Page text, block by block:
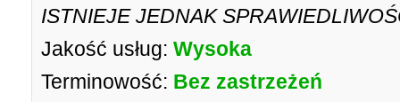
ISTNIEJE JEDNAK
Jakość usług: Wysoka
Terminowość: Bez zastrzeżeń